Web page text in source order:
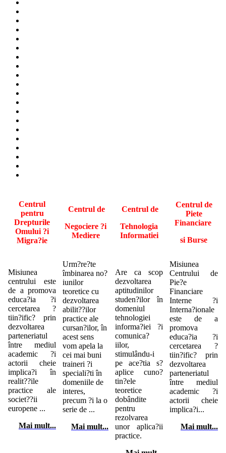
Centrul
pentru
Drepturile
Omului ?i
Migra?ie
Centrul de
Negociere ?i
Mediere
Centrul de
Tehnologia
Informatiei
Centrul de
Piete
Financiare
si Burse
Misiunea
centrului este
de a promova
educa?ia ?i
cercetarea ?
tiin?ific? prin
dezvoltarea
parteneriatul
între mediul
academic ?i
actorii cheie
implica?i în
realit??ile
practice ale
societ??ii
europene ...
Mai mult...
Urm?re?te
îmbinarea no?
iunilor
teoretice cu
dezvoltarea
abilit??ilor
practice ale
cursan?ilor, în
acest sens
vom apela la
cei mai buni
traineri ?i
speciali?ti în
domeniile de
interes,
precum ?i la o
serie de ...
Mai mult...
Are ca scop
dezvoltarea
aptitudinilor
studen?ilor în
domeniul
tehnologiei
informa?iei ?i
comunica?
iilor,
stimulându-i
pe ace?tia s?
aplice cuno?
tin?ele
teoretice
dobândite
pentru
rezolvarea
unor aplica?ii
practice.
Misiunea
Centrului de
Pie?e
Financiare
Interne ?i
Interna?ionale
este de a
promova
educa?ia ?i
cercetarea ?
tiin?ific? prin
dezvoltarea
parteneriatul
între mediul
academic ?i
actorii cheie
implica?i...
Mai mult...